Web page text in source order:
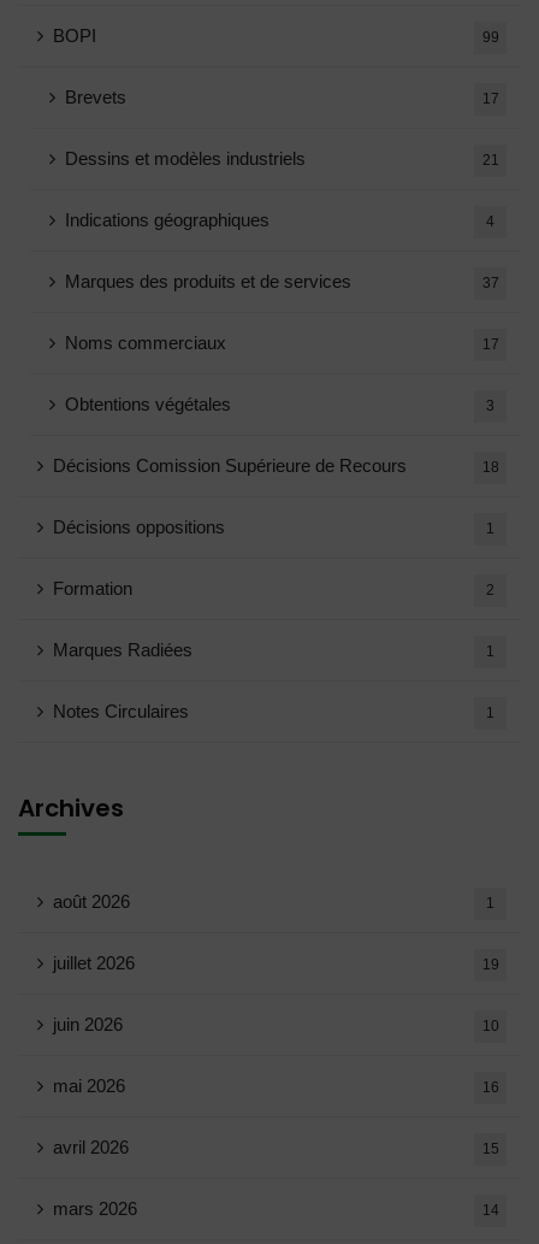
BOPI 99
Brevets 17
Dessins et modèles industriels 21
Indications géographiques 4
Marques des produits et de services 37
Noms commerciaux 17
Obtentions végétales 3
Décisions Comission Supérieure de Recours 18
Décisions oppositions 1
Formation 2
Marques Radiées 1
Notes Circulaires 1
Archives
août 2026 1
juillet 2026 19
juin 2026 10
mai 2026 16
avril 2026 15
mars 2026 14